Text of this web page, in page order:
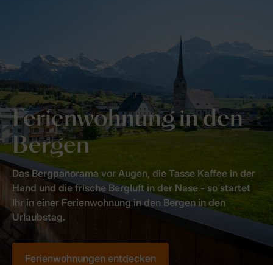
Ferienwohnung in den
Bergen
Das Bergpanorama vor Augen, die Tasse Kaffee in der
Hand und die frische Bergluft in der Nase - so startet
Ihr in einer Ferienwohnung in den Bergen in den
Urlaubstag.
Ferienwohnungen entdecken